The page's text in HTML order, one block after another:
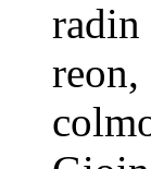
radin